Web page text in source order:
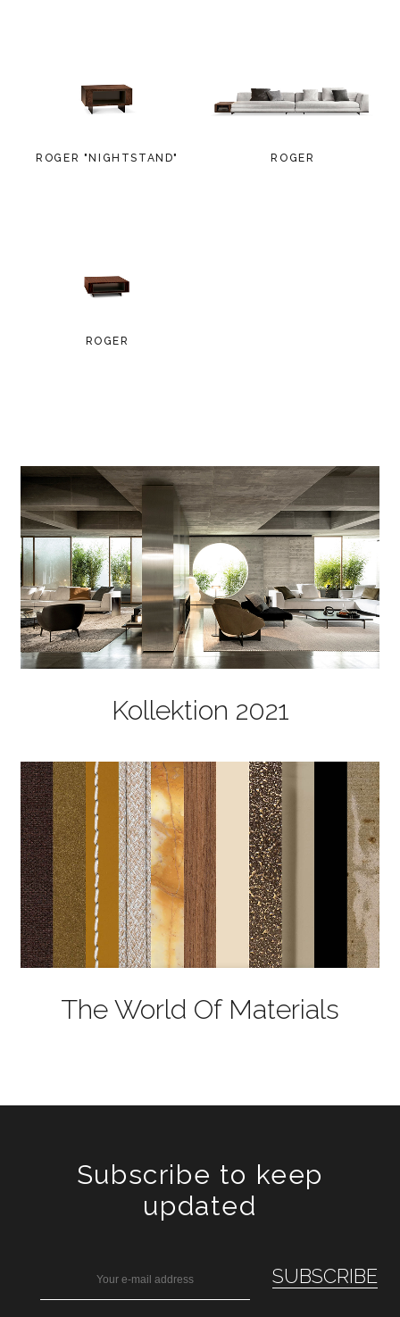
ROGER "NIGHTSTAND" ROGER
ROGER
Kollektion 2021
The World Of Materials
Subscribe to keep
updated